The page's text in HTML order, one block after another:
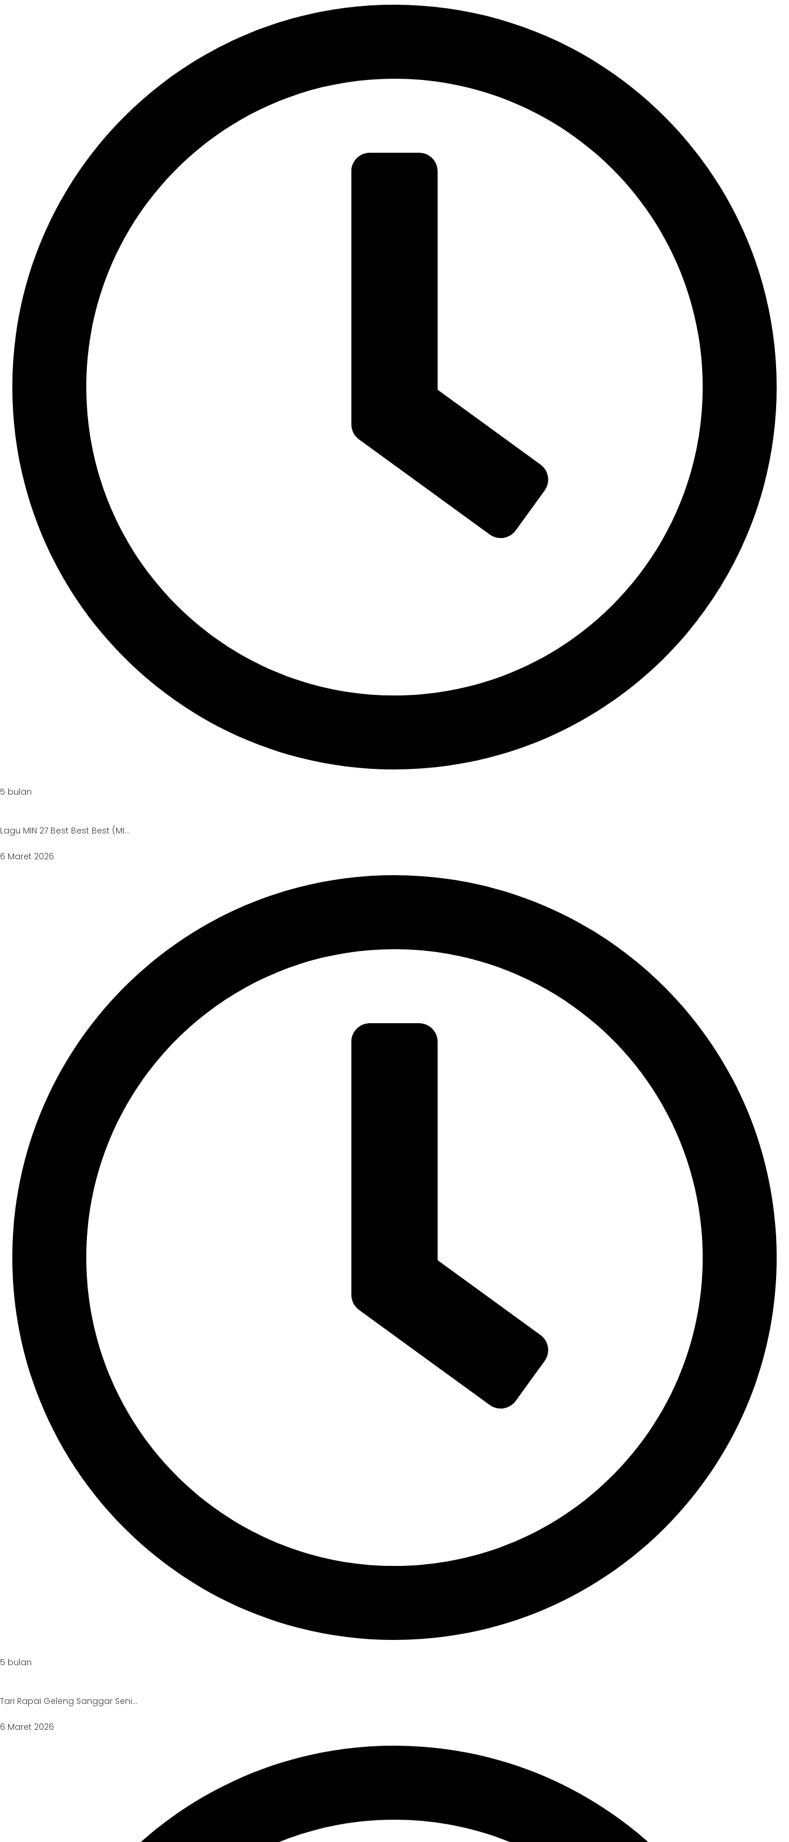
5 bulan
Lagu MIN 27 Best Best Best (MI...
6 Maret 2026
5 bulan
Tari Rapai Geleng Sanggar Seni...
6 Maret 2026